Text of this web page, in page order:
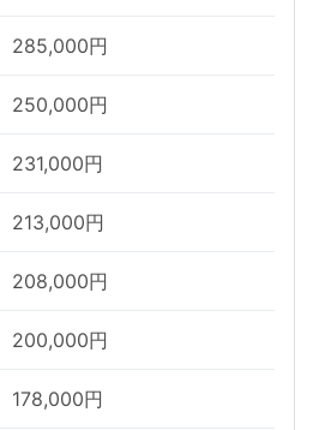
285,000円
250,000円
231,000円
213,000円
208,000円
200,000円
178,000円